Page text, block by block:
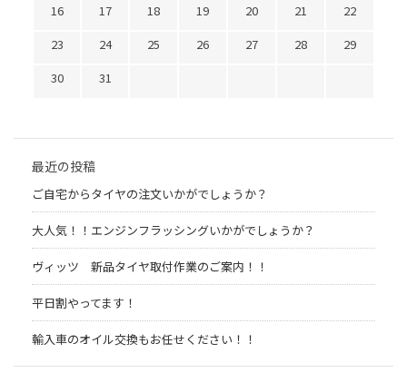
16
17 18 19 20 21
22
23
24 25 26 27 28
29
30
31
最近の投稿
ご自宅からタイヤの注文いかがでしょうか？
大人気！！エンジンフラッシングいかがでしょうか？
ヴィッツ 新品タイヤ取付作業のご案内！！
平日割やってます！
輸入車のオイル交換もお任せください！！